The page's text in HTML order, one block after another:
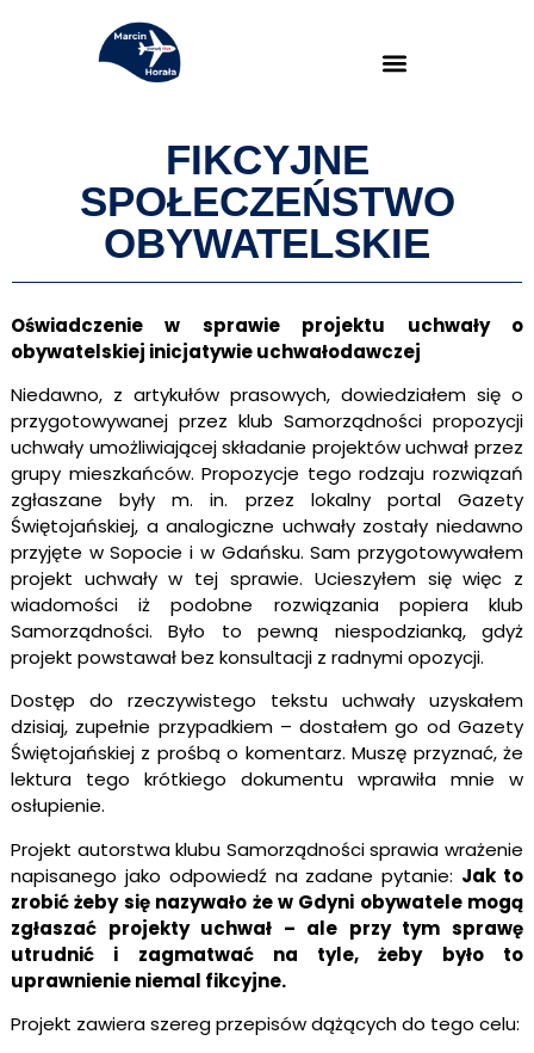
FIKCYJNE
SPOŁECZEŃSTWO
OBYWATELSKIE
Oświadczenie w sprawie projektu uchwały o
obywatelskiej inicjatywie uchwałodawczej
Niedawno, z artykułów prasowych, dowiedziałem się o
przygotowywanej przez klub Samorządności propozycji
uchwały umożliwiającej składanie projektów uchwał przez
grupy mieszkańców. Propozycje tego rodzaju rozwiązań
zgłaszane były m. in. przez lokalny portal Gazety
Świętojańskiej, a analogiczne uchwały zostały niedawno
przyjęte w Sopocie i w Gdańsku. Sam przygotowywałem
projekt uchwały w tej sprawie. Ucieszyłem się więc z
wiadomości iż podobne rozwiązania popiera klub
Samorządności. Było to pewną niespodzianką, gdyż
projekt powstawał bez konsultacji z radnymi opozycji.
Dostęp do rzeczywistego tekstu uchwały uzyskałem
dzisiaj, zupełnie przypadkiem – dostałem go od Gazety
Świętojańskiej z prośbą o komentarz. Muszę przyznać, że
lektura tego krótkiego dokumentu wprawiła mnie w
osłupienie.
Projekt autorstwa klubu Samorządności sprawia wrażenie
napisanego jako odpowiedź na zadane pytanie: Jak to
zrobić żeby się nazywało że w Gdyni obywatele mogą
zgłaszać projekty uchwał – ale przy tym sprawę
utrudnić i zagmatwać na tyle, żeby było to
uprawnienie niemal fikcyjne.
Projekt zawiera szereg przepisów dążących do tego celu: